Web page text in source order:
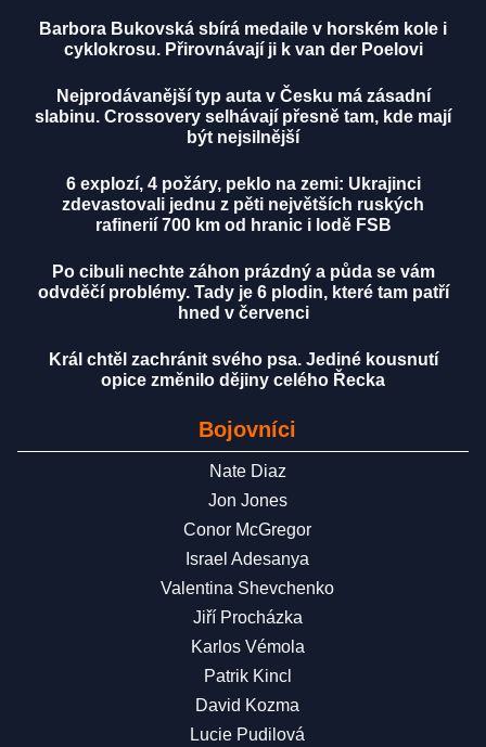
Barbora Bukovská sbírá medaile v horském kole i
cyklokrosu. Přirovnávají ji k van der Poelovi
Nejprodávanější typ auta v Česku má zásadní
slabinu. Crossovery selhávají přesně tam, kde mají
být nejsilnější
6 explozí, 4 požáry, peklo na zemi: Ukrajinci
zdevastovali jednu z pěti největších ruských
rafinerií 700 km od hranic i lodě FSB
Po cibuli nechte záhon prázdný a půda se vám
odvděčí problémy. Tady je 6 plodin, které tam patří
hned v červenci
Král chtěl zachránit svého psa. Jediné kousnutí
opice změnilo dějiny celého Řecka
Bojovníci
Nate Diaz
Jon Jones
Conor McGregor
Israel Adesanya
Valentina Shevchenko
Jiří Procházka
Karlos Vémola
Patrik Kincl
David Kozma
Lucie Pudilová